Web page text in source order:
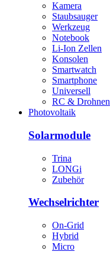
Kamera
Staubsauger
Werkzeug
Notebook
Li-Ion Zellen
Konsolen
Smartwatch
Smartphone
Universell
RC & Drohnen
Photovoltaik
Solarmodule
Trina
LONGi
Zubehör
Wechselrichter
On-Grid
Hybrid
Micro